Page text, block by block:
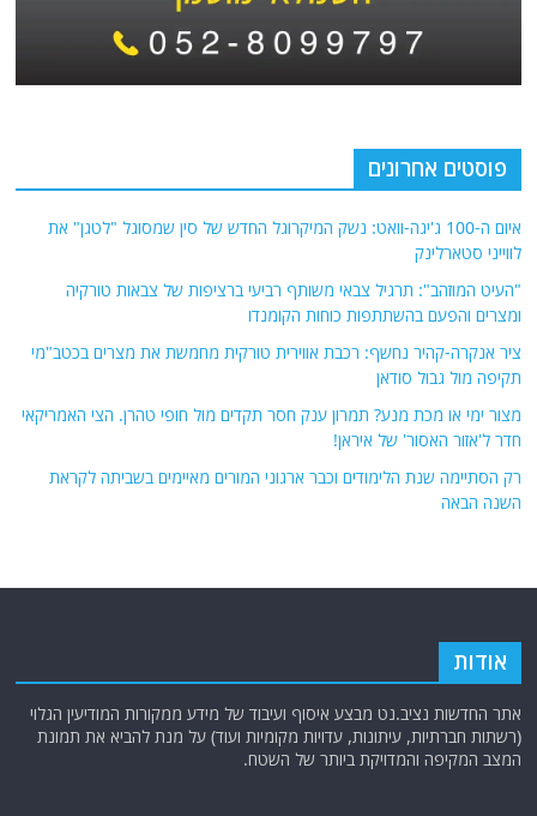
פוסטים אחרונים
איום ה-100 ג'יגה-וואט: נשק המיקרוגל החדש של סין שמסוגל "לטגן" את
לווייני סטארלינק
"העיט המוזהב": תרגיל צבאי משותף רביעי ברציפות של צבאות טורקיה
ומצרים והפעם בהשתתפות כוחות הקומנדו
ציר אנקרה-קהיר נחשף: רכבת אווירית טורקית מחמשת את מצרים בכטב"מי
תקיפה מול גבול סודאן
מצור ימי או מכת מנע? תמרון ענק חסר תקדים מול חופי טהרן. הצי האמריקאי
חדר ל'אזור האסור' של איראן!
רק הסתיימה שנת הלימודים וכבר ארגוני המורים מאיימים בשביתה לקראת
השנה הבאה
אודות
אתר החדשות נציב.נט מבצע איסוף ועיבוד של מידע ממקורות המודיעין הגלוי
(רשתות חברתיות, עיתונות, עדויות מקומיות ועוד) על מנת להביא את תמונת
המצב המקיפה והמדויקת ביותר של השטח.